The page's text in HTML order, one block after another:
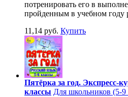
потренировать его в
пройденным в учебном году
11,14 руб. Купить
Пятёрка за год. Экспресс-
классы Для школьников (5-9